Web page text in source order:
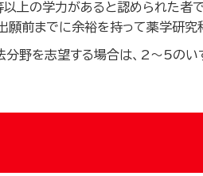
上の学力があると認められた者
前までに余裕を持って薬学研究
分野を志望する場合は、2～5の